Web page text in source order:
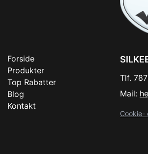
Forside
Produkter
Top Rabatter
Blog
Kontakt
Tlf.
Mail:
Cookie-